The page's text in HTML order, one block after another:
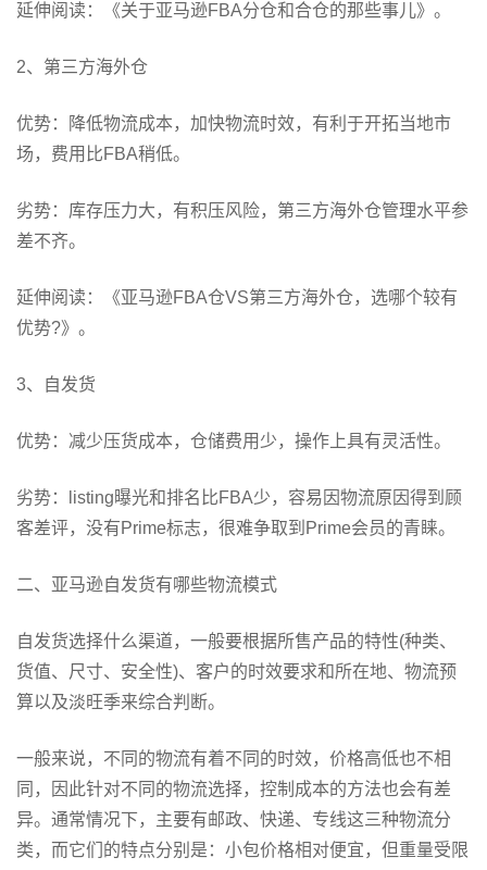
延伸阅读：《关于亚马逊FBA分仓和合仓的那些事儿》。
2、第三方海外仓
优势：降低物流成本，加快物流时效，有利于开拓当地市
场，费用比FBA稍低。
劣势：库存压力大，有积压风险，第三方海外仓管理水平参
差不齐。
延伸阅读：《亚马逊FBA仓VS第三方海外仓，选哪个较有
优势?》。
3、自发货
优势：减少压货成本，仓储费用少，操作上具有灵活性。
劣势：listing曝光和排名比FBA少，容易因物流原因得到顾
客差评，没有Prime标志，很难争取到Prime会员的青睐。
二、亚马逊自发货有哪些物流模式
自发货选择什么渠道，一般要根据所售产品的特性(种类、
货值、尺寸、安全性)、客户的时效要求和所在地、物流预
算以及淡旺季来综合判断。
一般来说，不同的物流有着不同的时效，价格高低也不相
同，因此针对不同的物流选择，控制成本的方法也会有差
异。通常情况下，主要有邮政、快递、专线这三种物流分
类，而它们的特点分别是：小包价格相对便宜，但重量受限